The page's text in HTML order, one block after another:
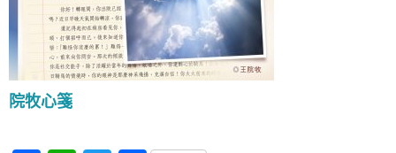
院牧心箋